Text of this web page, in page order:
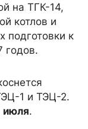
на ТГК-14,
котлов и
подготовки к
годов.
1 и ТЭЦ-2.
июля.